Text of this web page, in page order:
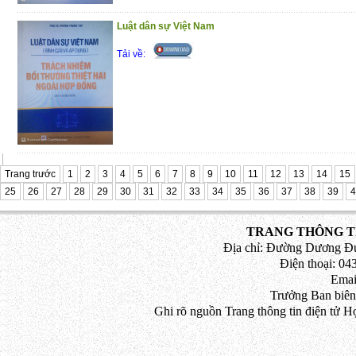
Luật dân sự Việt Nam
Tải về:
Trang trước 1 2 3 4 5 6 7 8 9 10 11 12 13 14
15
25
26 27 28 29 30 31 32 33 34 35 36 37 38 39
TRANG THÔNG
Địa chỉ: Đường Dương
Điện thoại:
Trưởng Ban
Ghi rõ nguồn Trang thông tin điện tử